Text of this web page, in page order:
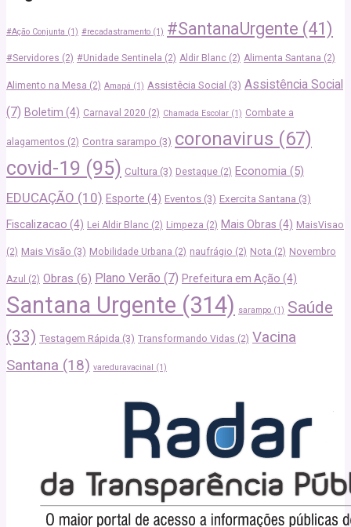
#Ação Conjunta (1) #recadastramento (1) #SantanaUrgente (41)
#Servidores (2) #Unidade Sentinela (2) Aldir Blanc (2) Alimenta Santana (2)
Alimento na Mesa (2) Amapá (1) Assistêcia Social (3) Assistência Social
(7) Boletim (4) Carnaval 2020 (2) Chamada Escolar (1) Combate a
alagamentos (2) Contra sarampo (3) coronavirus (67)
covid-19 (95) Cultura (3) Destaque (2) Economia (5)
EDUCAÇÃO (10) Esporte (4) Eventos (3) Exercita Santana (3)
Fiscalizacao (4) Lei Aldir Blanc (2) Limpeza (2) Mais Obras (4) MaisVisao
(2) Mais Visão (3) Mobilidade Urbana (2) naufrágio (2) Nota (2) Novembro
Azul (2) Obras (6) Plano Verão (7) Prefeitura em Ação (4)
Santana Urgente (314) sarampo (1) Saúde
(33) Testagem Rápida (3) Transformando Vidas (2) Vacina
Santana (18) vareduravacinal (1)